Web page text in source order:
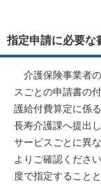
指定申請に必要な
介護保険事業者
スごとの申請書の
護給付費算定に係
長寿介護課へ提出
サービスごとに異
よりご確認くださ
度で指定すること